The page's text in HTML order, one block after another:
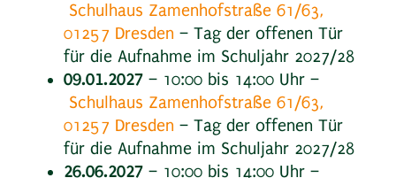
Schulhaus Zamenhofstraße 61/63,
01257 Dresden – Tag der offenen Tür
für die Aufnahme im Schuljahr 2027/28
09.01.2027 – 10:00 bis 14:00 Uhr –
Schulhaus Zamenhofstraße 61/63,
01257 Dresden – Tag der offenen Tür
für die Aufnahme im Schuljahr 2027/28
26.06.2027 – 10:00 bis 14:00 Uhr –